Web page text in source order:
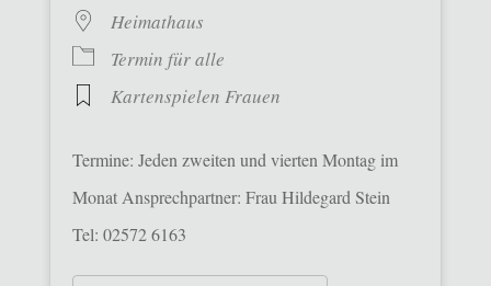
Heimathaus
Termin für alle
Kartenspielen Frauen
Termine: Jeden zweiten und vierten Montag im
Monat Ansprechpartner: Frau Hildegard Stein
Tel: 02572 6163